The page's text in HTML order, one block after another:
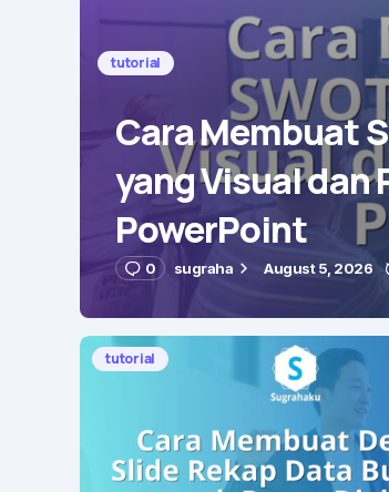
tutorial
Cara Membuat
yang Visual dan
PowerPoint
0 sugraha August 5, 2026
tutorial